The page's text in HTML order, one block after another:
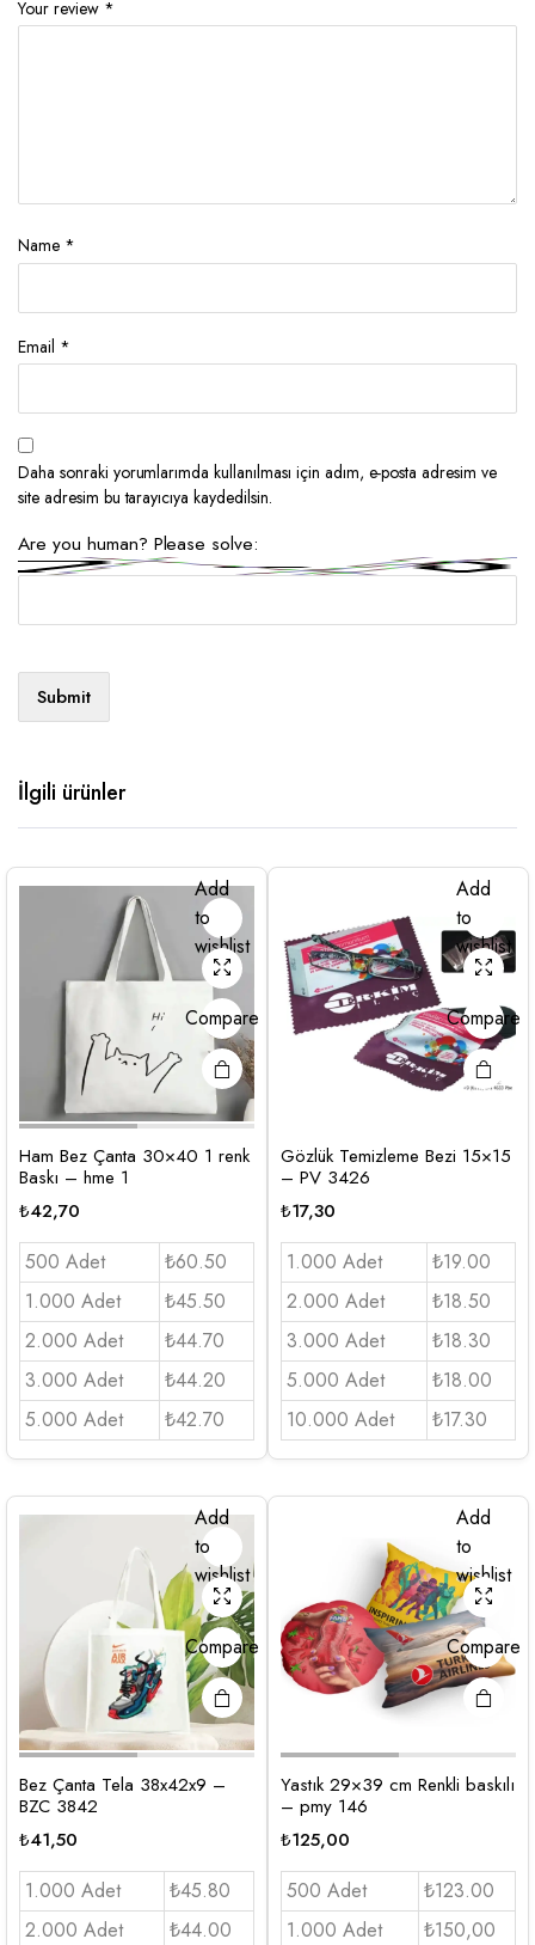
Your review *
Name *
Email *
Daha sonraki yorumlarımda kullanılması için adım, e-posta adresim ve
site adresim bu tarayıcıya kaydedilsin.
Are you human? Please solve:
İlgili ürünler
Add
to
wishlist
Compare
Ham Bez Çanta 30×40 1 renk
Baskı – hme 1
₺42,70
500 Adet
₺60.50
1.000 Adet
₺45.50
2.000 Adet
₺44.70
3.000 Adet
₺44.20
5.000 Adet
₺42.70
Add
to
wishlist
Compare
Gözlük Temizleme Bezi 15×15
– PV 3426
₺17,30
1.000 Adet
₺19.00
2.000 Adet
₺18.50
3.000 Adet
₺18.30
5.000 Adet
₺18.00
10.000 Adet
₺17.30
Add
to
wishlist
Compare
Bez Çanta Tela 38x42x9 –
BZC 3842
₺41,50
1.000 Adet
₺45.80
2.000 Adet
₺44.00
Add
to
wishlist
Compare
Yastık 29×39 cm Renkli baskılı
– pmy 146
₺125,00
500 Adet
₺123.00
1.000 Adet
₺150,00